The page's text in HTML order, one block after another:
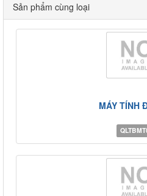
Sản phẩm cùng loại
MÁY TÍNH